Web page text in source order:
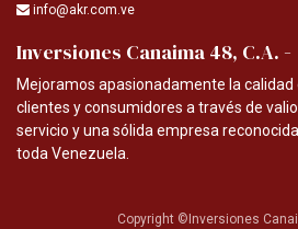
info@akr.com.ve
Inversiones Canaima 48, C.A. -
Mejoramos apasionadamente la calidad
clientes y consumidores a través de
servicio y una sólida empresa
toda Venezuela.
Copyright ©Inversiones